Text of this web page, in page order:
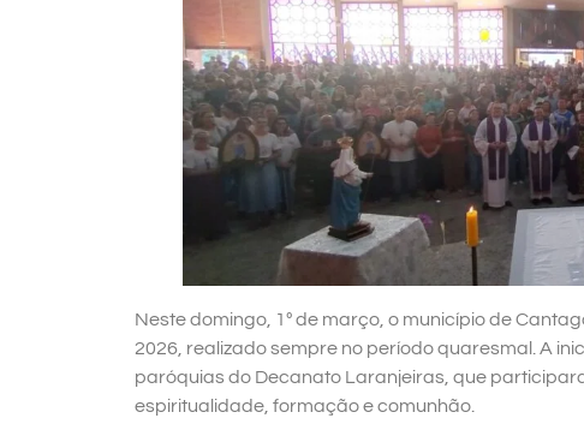
Neste domingo, 1º de março, o município de
2026, realizado sempre no período quaresmal. A
paróquias do Decanato Laranjeiras, que
espiritualidade, formação e comunhão.